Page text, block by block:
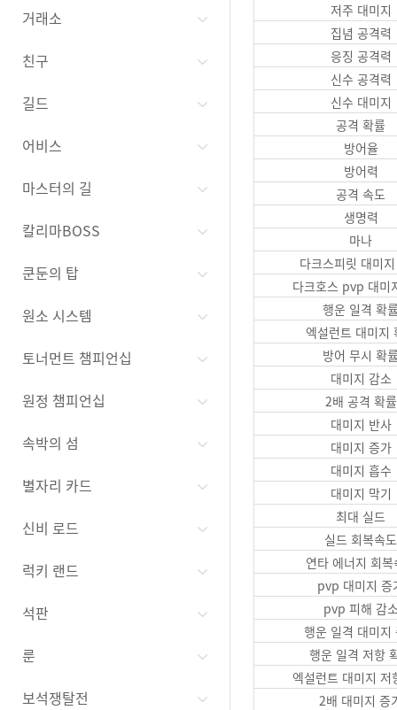
거래소
친구
길드
어비스
마스터의 길
칼리마BOSS
쿤둔의 탑
원소 시스템
토너먼트 챔피언십
원정 챔피언십
속박의 섬
별자리 카드
신비 로드
럭키 랜드
석판
룬
보석쟁탈전
저주 대미지
집념 공격력
응징 공격력
신수 공격력
신수 대미지
공격 확률
방어율
방어력
공격 속도
생명력
마나
다크스피릿 대미
다크호스 pvp 대미
행운 일격 확
엑설런트 대미지
방어 무시 확
대미지 감소
2배 공격 확률
대미지 반사
대미지 증가
대미지 흡수
대미지 막기
최대 실드
실드 회복속도
연타 에너지 회복
pvp 대미지 증
pvp 피해 감
행운 일격 대미지
행운 일격 저항
엑설런트 대미지 저
2배 대미지 증